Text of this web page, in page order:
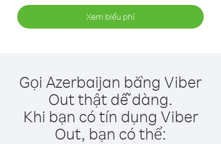
Xem biểu phí
Gọi Azerbaijan bằng Viber
Out thật dễ dàng.
Khi bạn có tín dụng Viber
Out, bạn có thể: